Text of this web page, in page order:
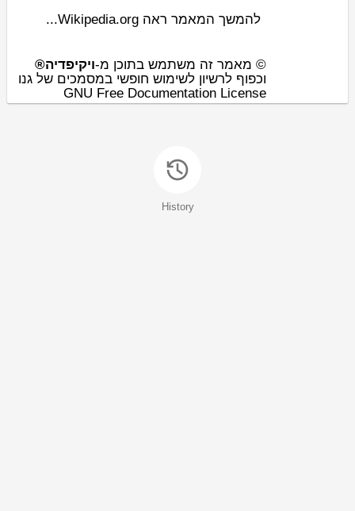
להמשך המאמר ראה Wikipedia.org...
© מאמר זה משתמש בתוכן מ-ויקיפדיה®
וכפוף לרשיון לשימוש חופשי במסמכים של גנו
GNU Free Documentation License
History